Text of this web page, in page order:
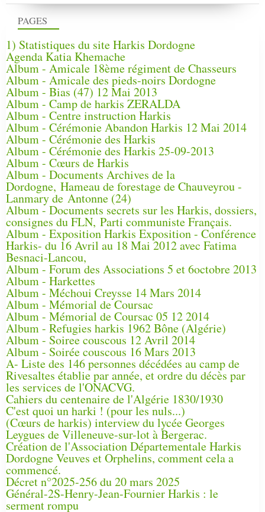
PAGES
1) Statistiques du site Harkis Dordogne
Agenda Katia Khemache
Album - Amicale 18ème régiment de Chasseurs
Album - Amicale des pieds-noirs Dordogne
Album - Bias (47) 12 Mai 2013
Album - Camp de harkis ZERALDA
Album - Centre instruction Harkis
Album - Cérémonie Abandon Harkis 12 Mai 2014
Album - Cérémonie des Harkis
Album - Cérémonie des Harkis 25-09-2013
Album - Cœurs de Harkis
Album - Documents Archives de la
Dordogne, Hameau de forestage de Chauveyrou -
Lanmary de Antonne (24)
Album - Documents secrets sur les Harkis, dossiers,
consignes du FLN, Parti communiste Français.
Album - Exposition Harkis Exposition - Conférence
Harkis- du 16 Avril au 18 Mai 2012 avec Fatima
Besnaci-Lancou,
Album - Forum des Associations 5 et 6octobre 2013
Album - Harkettes
Album - Méchoui Creysse 14 Mars 2014
Album - Mémorial de Coursac
Album - Mémorial de Coursac 05 12 2014
Album - Refugies harkis 1962 Bône (Algérie)
Album - Soiree couscous 12 Avril 2014
Album - Soirée couscous 16 Mars 2013
A- Liste des 146 personnes décédées au camp de
Rivesaltes établie par année, et ordre du décès par
les services de l'ONACVG.
Cahiers du centenaire de l'Algérie 1830/1930
C'est quoi un harki ! (pour les nuls...)
(Cœurs de harkis) interview du lycée Georges
Leygues de Villeneuve-sur-lot à Bergerac.
Création de l'Association Départementale Harkis
Dordogne Veuves et Orphelins, comment cela a
commencé.
Décret n°2025-256 du 20 mars 2025
Général-2S-Henry-Jean-Fournier Harkis : le
serment rompu